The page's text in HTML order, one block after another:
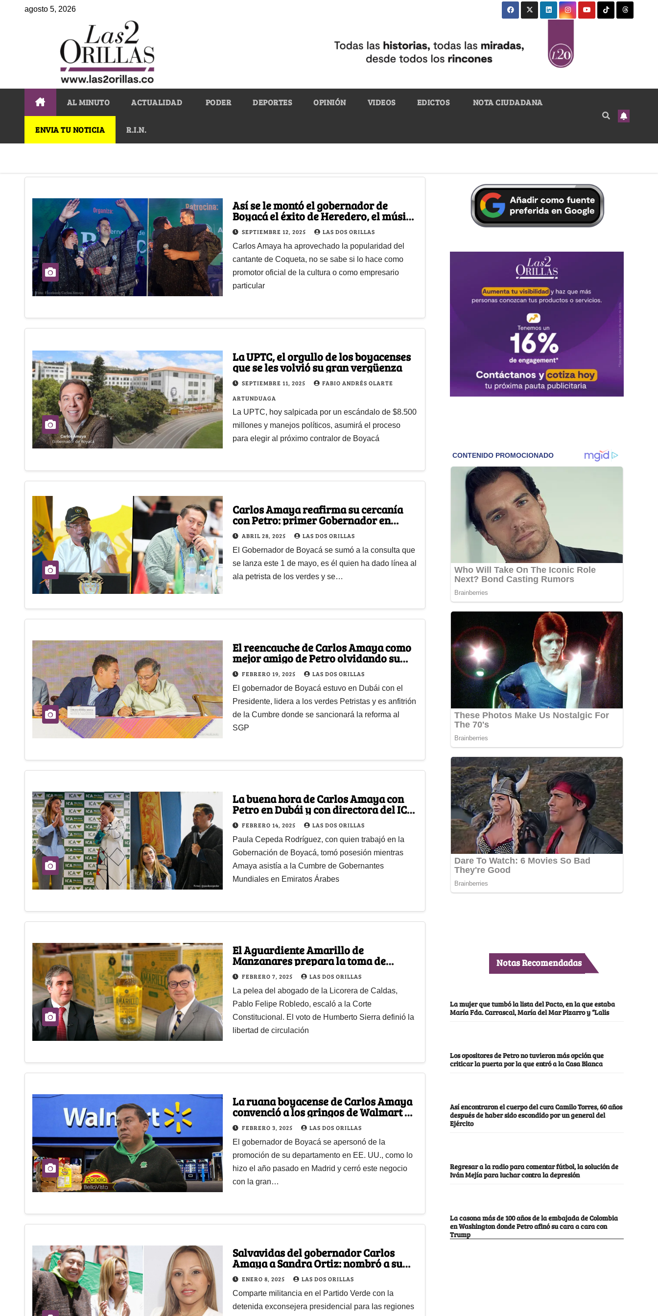
agosto 5, 2026
AL MINUTO ACTUALIDAD PODER DEPORTES OPINIÓN VIDEOS EDICTOS NOTA CIUDADANA
ENVIA TU NOTICIA R.I.N.
Así se le montó el gobernador de
Boyacá el éxito de Heredero, el músico
que resucitó la carranga
SEPTIEMBRE 12, 2025 LAS DOS ORILLAS
Carlos Amaya ha aprovechado la popularidad del
cantante de Coqueta, no se sabe si lo hace como
promotor oficial de la cultura o como empresario
particular
La UPTC, el orgullo de los boyacenses
que se les volvió su gran vergüenza
SEPTIEMBRE 11, 2025
FABIO ANDRÉS OLARTE
ARTUNDUAGA
La UPTC, hoy salpicada por un escándalo de $8.500
millones y manejos políticos, asumirá el proceso
para elegir al próximo contralor de Boyacá
Carlos Amaya reafirma su cercanía
con Petro: primer Gobernador en
apoyar la consulta popular
ABRIL 28, 2025 LAS DOS ORILLAS
El Gobernador de Boyacá se sumó a la consulta que
se lanza este 1 de mayo, es él quien ha dado línea al
ala petrista de los verdes y se…
El reencauche de Carlos Amaya como
mejor amigo de Petro olvidando su
adhesión a Rodolfo Hernández
FEBRERO 19, 2025 LAS DOS ORILLAS
El gobernador de Boyacá estuvo en Dubái con el
Presidente, lidera a los verdes Petristas y es anfitrión
de la Cumbre donde se sancionará la reforma al
SGP
La buena hora de Carlos Amaya con
Petro en Dubái y con directora del ICA
de su cuerda
FEBRERO 14, 2025 LAS DOS ORILLAS
Paula Cepeda Rodríguez, con quien trabajó en la
Gobernación de Boyacá, tomó posesión mientras
Amaya asistía a la Cumbre de Gobernantes
Mundiales en Emiratos Árabes
El Aguardiente Amarillo de
Manzanares prepara la toma de
Colombia sin barreras regionales
FEBRERO 7, 2025 LAS DOS ORILLAS
La pelea del abogado de la Licorera de Caldas,
Pablo Felipe Robledo, escaló a la Corte
Constitucional. El voto de Humberto Sierra definió la
libertad de circulación
La ruana boyacense de Carlos Amaya
convenció a los gringos de Walmart de
importar panela de su tierra
FEBRERO 3, 2025 LAS DOS ORILLAS
El gobernador de Boyacá se apersonó de la
promoción de su departamento en EE. UU., como lo
hizo el año pasado en Madrid y cerró este negocio
con la gran…
Salvavidas del gobernador Carlos
Amaya a Sandra Ortiz: nombró a su
hermana secretaria de Minas de
Boyacá
ENERO 8, 2025 LAS DOS ORILLAS
Comparte militancia en el Partido Verde con la
detenida exconsejera presidencial para las regiones
Notas Recomendadas
La mujer que tumbó la lista del Pacto, en la que estaba
María Fda. Carrascal, María del Mar Pizarro y “Lalis
Los opositores de Petro no tuvieron más opción que
criticar la puerta por la que entró a la Casa Blanca
Así encontraron el cuerpo del cura Camilo Torres, 60 años
después de haber sido escondido por un general del
Ejército
Regresar a la radio para comentar fútbol, la solución de
Iván Mejía para luchar contra la depresión
La casona más de 100 años de la embajada de Colombia
en Washington donde Petro afinó su cara a cara con
Trump